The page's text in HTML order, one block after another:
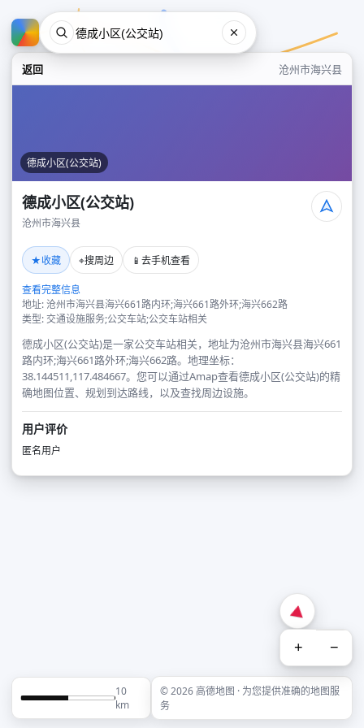
返回 沧州市海兴县
德成小区(公交站)
德成小区(公交站)
沧州市海兴县
★收藏 ⌖搜周边 📱 去手机查看
查看完整信息
地址: 沧州市海兴县海兴661路内环;海兴661路外环;海兴662路
类型: 交通设施服务;公交车站;公交车站相关
德成小区(公交站)是一家公交车站相关，地址为沧州市海兴县海兴661
路内环;海兴661路外环;海兴662路。地理坐标：
38.144511,117.484667。您可以通过Amap查看德成小区(公交站)的精
确地图位置、规划到达路线，以及查找周边设施。
用户评价
匿名用户
+ −
10
km
© 2026 高德地图 · 为您提供准确的地图服
务